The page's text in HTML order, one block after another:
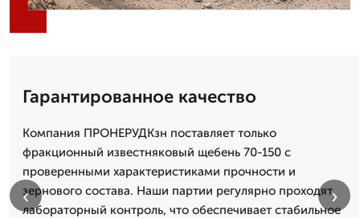
Гарантированное качество
Компания ПРОНЕРУДКзн поставляет только
фракционный известняковый щебень 70-150 с
проверенными характеристиками прочности и
зернового состава. Наши партии регулярно проходят
лабораторный контроль, что обеспечивает стабильное
‹ ›